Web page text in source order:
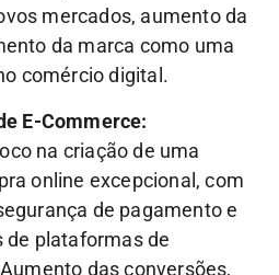
mercados, aumento da
da marca como uma
comércio digital.
E-Commerce:
na criação de uma
online excepcional, com
de pagamento e
de plataformas de
Aumento das conversões,